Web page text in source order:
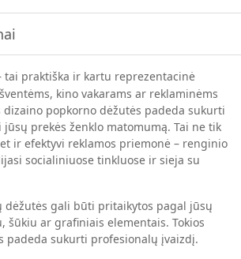
tai praktiška ir kartu reprezentacinė
kino vakarams ar reklaminėms
popkorno dėžutės padeda sukurti
prekės ženklo matomumą. Tai ne tik
ir efektyvi reklamos priemonė – renginio
socialiniuose tinkluose ir sieja su
dėžutės gali būti pritaikytos pagal jūsų
šūkiu ar grafiniais elementais. Tokios
padeda sukurti profesionalų įvaizdį.